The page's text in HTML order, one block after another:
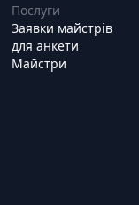
Послуги
Заявки майстрів
для анкети
Майстри